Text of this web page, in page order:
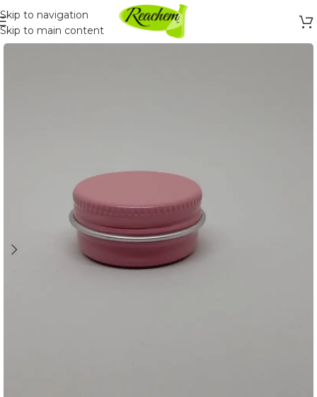
Skip to navigation
Skip to main content